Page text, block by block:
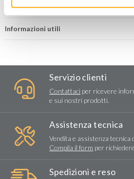
Informazioni utili
Servizio clienti
Contattaci per ricevere
e sui nostri prodotti.
Assistenza tecnica
Vendita e assistenza tecnica
Compila il form per
Spedizioni e reso